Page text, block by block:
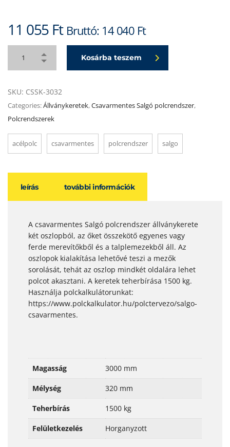
11 055 Ft Bruttó: 14 040 Ft
Kosárba teszem
SKU: CSSK-3032
Categories:Állványkeretek,Csavarmentes Salgó polcrendszer,
Polcrendszerek
acélpolc csavarmentes polcrendszer salgo
leírás további információk
A csavarmentes Salgó polcrendszer állványkerete
két oszlopból, az őket összekötő egyenes vagy
ferde merevítőkből és a talplemezekből áll. Az
oszlopok kialakítása lehetővé teszi a mezők
sorolását, tehát az oszlop mindkét oldalára lehet
polcot akasztani. A keretek teherbírása 1500 kg.
Használja polckalkulátorunkat:
https://www.polckalkulator.hu/polctervezo/salgo-
csavarmentes.
Magasság 3000 mm
Mélység 320 mm
Teherbírás 1500 kg
Felületkezelés Horganyzott